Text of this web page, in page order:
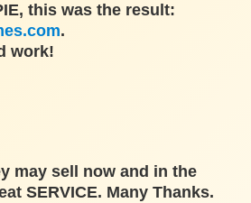
this was the result:
.
work!
may sell now and in the
SERVICE. Many Thanks.